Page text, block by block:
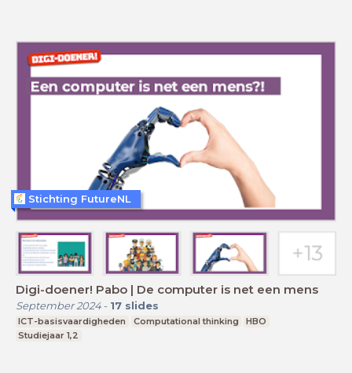
Digi-doener! Pabo | De computer is net een mens
September 2024- 17 slides
ICT-basisvaardigheden Computational thinking
HBO
Studiejaar 1,2
Stichting FutureNL